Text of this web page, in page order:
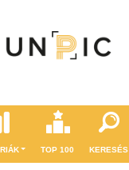
TOP 100 KERESÉS